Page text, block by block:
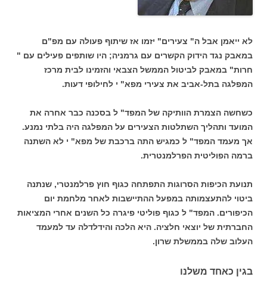
לא ייאמן אבל ה" צעירים" יזמו אז שיתוף פעולה עם מפ"ם
במאבק נגד הידוק הקשרים עם גרמניה; היו שותפים פעילים עם "
חרות" במאבק לביטול הממשל הצבאי והזמינו לבית מרכז
המפלגה בתל-אביב את צעירי מפא" י לחילופי דעות.
כשחשה הצמרת הוותיקה של המפד" ל בסכנה כבר אחרה את
המועד ותהליך השתלטות הצעירים על המפלגה היה בלתי נמנע.
אך מעמד המפד" ל כמגיש התה ברכבת של מפא" י לא השתנה
ברמה הפוליטית הפרלמנטרית.
תנועת הכיפות הסרוגות התפתחה כגוף חוץ פרלמנטרי, שנתנה
ביטוי להתעצמותה במפעל ההתיישבות לאחר מלחמת יום
הכיפורים. המפד" ל כגוף פוליטי פיגרה כל השנים אחרי המציאות
החברתית של יוצאי חלציה. היא הלכה והידלדלה עד למעמד
העלוב שלה בממשלת שרון.
בגין כאחד משלנו